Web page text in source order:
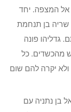
אל המצפה. יחד
שריה בן תנחמת
גדליהו פונה
מהכשדים. כל
יקרה להם שום
בן נתניה עם